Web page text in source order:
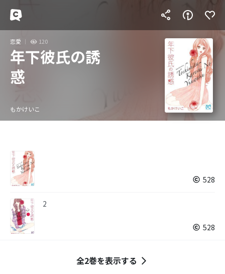
恋愛 120
年下彼氏の誘
惑
もかけいこ
528
2
528
全2巻を表示する